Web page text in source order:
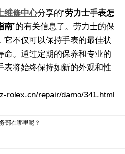
维修中心分享的“劳力士手表怎
南”的有关信息了。劳力士的保
它不仅可以保持手表的最佳状
命。通过定期的保养和专业的
表将始终保持如新的外观和性
rolex.cn/repair/damo/341.html
部在哪里呢？